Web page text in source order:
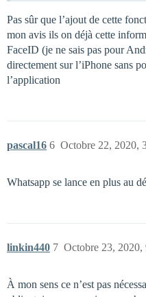
Pas sûr que l’ajout de cette
mon avis ils on déjà cette
FaceID (je ne sais pas pour
directement sur l’iPhone sans
l’application
pascal16 Octobre 22, 2020,
6
Whatsapp se lance en plus au
linkin440 Octobre 23, 2020,
7
À mon sens ce n’est pas